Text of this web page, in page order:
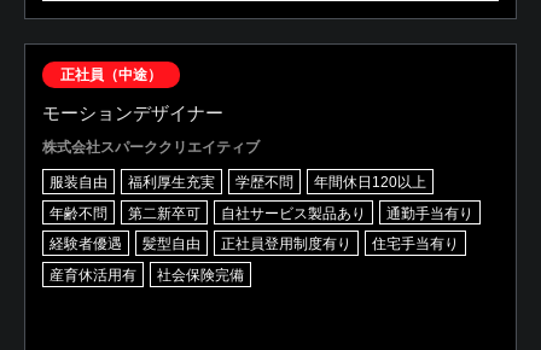
正社員（中途）
モーションデザイナー
株式会社スパーククリエイティブ
服装自由 福利厚生充実 学歴不問
年間休日120以上
年齢不問
第二新卒可 自社サービス製品あり
通勤手当有り
経験者優遇
髪型自由 正社員登用制度有り
住宅手当有り
産育休活用有
社会保険完備